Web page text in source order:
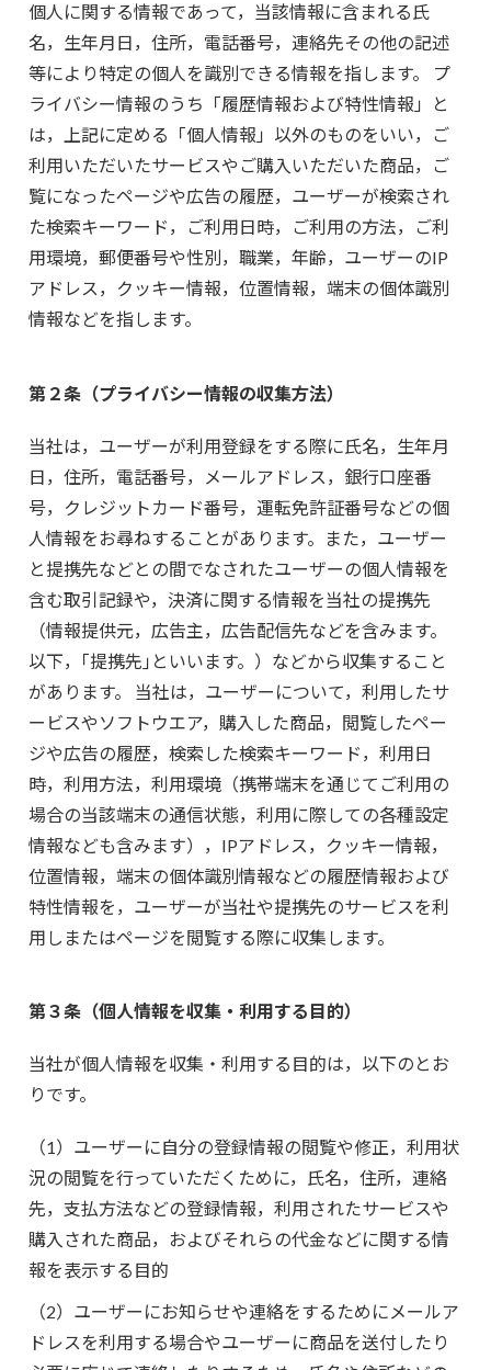
個人に関する情報であって，当該情報に含まれる氏
名，生年月日，住所，電話番号，連絡先その他の記述
等により特定の個人を識別できる情報を指します。 プ
ライバシー情報のうち「履歴情報および特性情報」と
は，上記に定める「個人情報」以外のものをいい，ご
利用いただいたサービスやご購入いただいた商品，ご
覧になったページや広告の履歴，ユーザーが検索され
た検索キーワード，ご利用日時，ご利用の方法，ご利
用環境，郵便番号や性別，職業，年齢，ユーザーのIP
アドレス，クッキー情報，位置情報，端末の個体識別
情報などを指します。
第２条（プライバシー情報の収集方法）
当社は，ユーザーが利用登録をする際に氏名，生年月
日，住所，電話番号，メールアドレス，銀行口座番
号，クレジットカード番号，運転免許証番号などの個
人情報をお尋ねすることがあります。また，ユーザー
と提携先などとの間でなされたユーザーの個人情報を
含む取引記録や，決済に関する情報を当社の提携先
（情報提供元，広告主，広告配信先などを含みます。
以下，｢提携先｣といいます。）などから収集すること
があります。 当社は，ユーザーについて，利用したサ
ービスやソフトウエア，購入した商品，閲覧したペー
ジや広告の履歴，検索した検索キーワード，利用日
時，利用方法，利用環境（携帯端末を通じてご利用の
場合の当該端末の通信状態，利用に際しての各種設定
情報なども含みます），IPアドレス，クッキー情報，
位置情報，端末の個体識別情報などの履歴情報および
特性情報を，ユーザーが当社や提携先のサービスを利
用しまたはページを閲覧する際に収集します。
第３条（個人情報を収集・利用する目的）
当社が個人情報を収集・利用する目的は，以下のとお
りです。
（1）ユーザーに自分の登録情報の閲覧や修正，利用状
況の閲覧を行っていただくために，氏名，住所，連絡
先，支払方法などの登録情報，利用されたサービスや
購入された商品，およびそれらの代金などに関する情
報を表示する目的
（2）ユーザーにお知らせや連絡をするためにメールア
ドレスを利用する場合やユーザーに商品を送付したり